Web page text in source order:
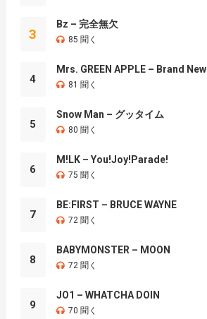
3
Bz – 完全無欠
85 聞く
4
Mrs. GREEN APPLE – Brand New
81 聞く
5
Snow Man – グッタイム
80 聞く
6
M!LK – You!Joy!Parade!
75 聞く
7
BE:FIRST – BRUCE WAYNE
72 聞く
8
BABYMONSTER – MOON
72 聞く
9
JO1 – WHATCHA DOIN
70 聞く